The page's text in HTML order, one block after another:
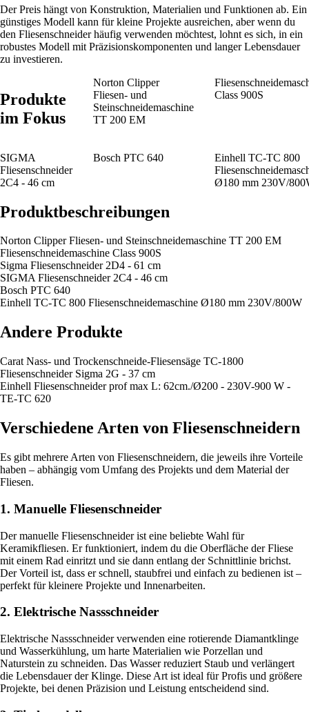
Der Preis hängt von Konstruktion, Materialien und Funktionen ab. Ein
günstiges Modell kann für kleine Projekte ausreichen, aber wenn du
den Fliesenschneider häufig verwenden möchtest, lohnt es sich, in ein
robustes Modell mit Präzisionskomponenten und langer Lebensdauer
zu investieren.
Produkte
im Fokus
Norton Clipper
Fliesen- und
Steinschneidemaschine
TT 200 EM
Class 900S
SIGMA
Fliesenschneider
2C4 - 46 cm
Bosch PTC 640
Einhell TC-TC 800
Ø180 mm 230V/
Produktbeschreibungen
Norton Clipper Fliesen- und Steinschneidemaschine TT 200 EM
Fliesenschneidemaschine Class 900S
Sigma Fliesenschneider 2D4 - 61 cm
SIGMA Fliesenschneider 2C4 - 46 cm
Bosch PTC 640
Einhell TC-TC 800 Fliesenschneidemaschine Ø180 mm 230V/800W
Andere Produkte
Carat Nass- und Trockenschneide-Fliesensäge TC-1800
Fliesenschneider Sigma 2G - 37 cm
Einhell Fliesenschneider prof max L: 62cm./Ø200 - 230V-900 W -
TE-TC 620
Verschiedene Arten von Fliesenschneidern
Es gibt mehrere Arten von Fliesenschneidern, die jeweils ihre Vorteile
haben – abhängig vom Umfang des Projekts und dem Material der
Fliesen.
1. Manuelle Fliesenschneider
Der manuelle Fliesenschneider ist eine beliebte Wahl für
Keramikfliesen. Er funktioniert, indem du die Oberfläche der Fliese
mit einem Rad einritzt und sie dann entlang der Schnittlinie brichst.
Der Vorteil ist, dass er schnell, staubfrei und einfach zu bedienen ist –
perfekt für kleinere Projekte und Innenarbeiten.
2. Elektrische Nassschneider
Elektrische Nassschneider verwenden eine rotierende Diamantklinge
und Wasserkühlung, um harte Materialien wie Porzellan und
Naturstein zu schneiden. Das Wasser reduziert Staub und verlängert
die Lebensdauer der Klinge. Diese Art ist ideal für Profis und größere
Projekte, bei denen Präzision und Leistung entscheidend sind.